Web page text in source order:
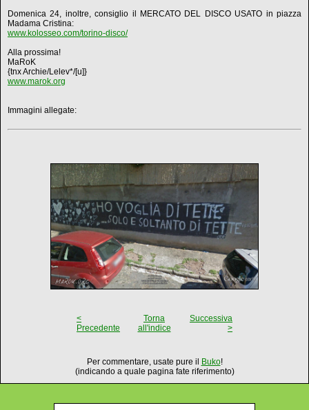
Domenica 24, inoltre, consiglio il MERCATO DEL DISCO USATO in piazza
Madama Cristina:
www.kolosseo.com/torino-disco/
Alla prossima!
MaRoK
{tnx Archie/Lelev*/[u]}
www.marok.org
Immagini allegate:
<
Precedente
Torna
all'indice
Successiva
>
Per commentare, usate pure il Buko!
(indicando a quale pagina fate riferimento)